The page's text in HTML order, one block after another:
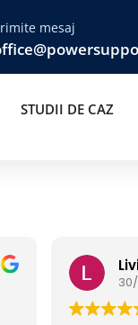
mesaj
STUDII DE CAZ